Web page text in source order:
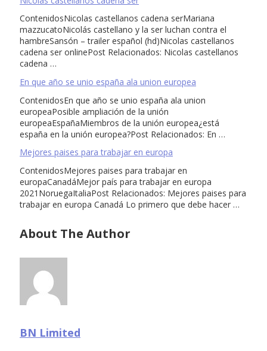
ContenidosNicolas castellanos cadena serMariana
mazzucatoNicolás castellano y la ser luchan contra el
hambreSansón – trailer español (hd)Nicolas castellanos
cadena ser onlinePost Relacionados: Nicolas castellanos
cadena …
En que año se unio españa ala union europea
ContenidosEn que año se unio españa ala union
europeaPosible ampliación de la unión
europeaEspañaMiembros de la unión europea¿está
españa en la unión europea?Post Relacionados: En …
Mejores paises para trabajar en europa
ContenidosMejores paises para trabajar en
europaCanadáMejor país para trabajar en europa
2021NoruegaItaliaPost Relacionados: Mejores paises para
trabajar en europa Canadá Lo primero que debe hacer …
About The Author
BN Limited